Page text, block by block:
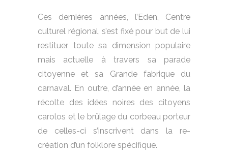
Ces dernières années, l’Eden, Centre
culturel régional, s’est fixé pour but de lui
restituer toute sa dimension populaire
mais actuelle à travers sa parade
citoyenne et sa Grande fabrique du
carnaval. En outre, d’année en année, la
récolte des idées noires des citoyens
carolos et le brûlage du corbeau porteur
de celles-ci s’inscrivent dans la re-
création d’un folklore spécifique.